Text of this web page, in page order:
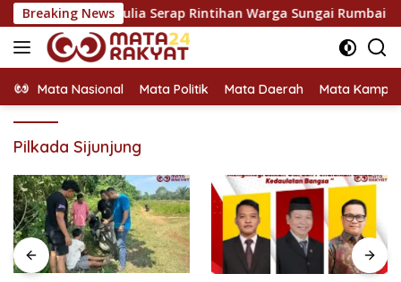
Langsung
ke
konten
Breaking News
Fadli Aulia Serap Rintihan Warga Sungai Rumbai dan Koto
Mata Nasional Mata Politik Mata Daerah Mata
Pilkada Sijunjung